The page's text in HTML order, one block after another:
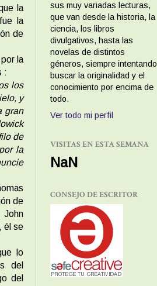
la
la
de
la
:
los
y
gran
de
la
de
John
él se
lo
del
del
sus muy variadas lecturas,
que van desde la historia, la
ciencia, los libros
divulgativos, hasta las
novelas de distintos
géneros, siempre intentando
buscar la originalidad y el
conocimiento por encima de
todo.
Ver todo mi perfil
VISITAS EN ESTA SEMANA
NaN
CONSEJO DE ESCRITOR